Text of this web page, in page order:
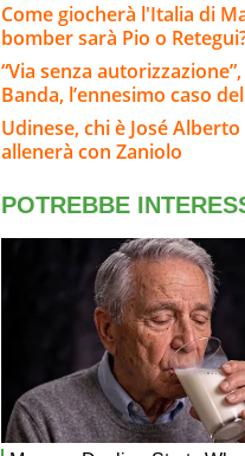
Come giocherà l'Italia di
bomber sarà Pio o
“Via senza
Banda, l’ennesimo caso
Udinese, chi è José
allenerà con Zaniolo